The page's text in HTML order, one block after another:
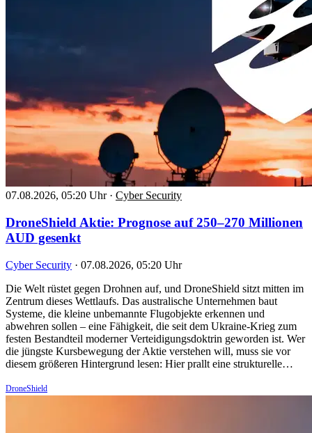
07.08.2026, 05:20 Uhr · Cyber Security
DroneShield Aktie: Prognose auf 250–270 Millionen
AUD gesenkt
Cyber Security · 07.08.2026, 05:20 Uhr
Die Welt rüstet gegen Drohnen auf, und DroneShield sitzt mitten im
Zentrum dieses Wettlaufs. Das australische Unternehmen baut
Systeme, die kleine unbemannte Flugobjekte erkennen und
abwehren sollen – eine Fähigkeit, die seit dem Ukraine-Krieg zum
festen Bestandteil moderner Verteidigungsdoktrin geworden ist. Wer
die jüngste Kursbewegung der Aktie verstehen will, muss sie vor
diesem größeren Hintergrund lesen: Hier prallt eine strukturelle…
DroneShield